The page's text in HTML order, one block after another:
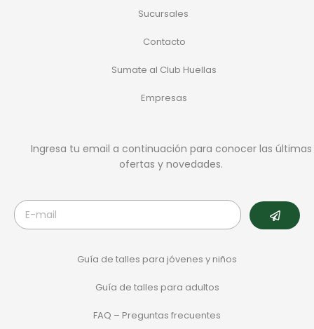
Sucursales
Contacto
Sumate al Club Huellas
Empresas
Ingresa tu email a continuación para conocer las últimas
ofertas y novedades.
Guía de talles para jóvenes y niños
Guía de talles para adultos
FAQ – Preguntas frecuentes